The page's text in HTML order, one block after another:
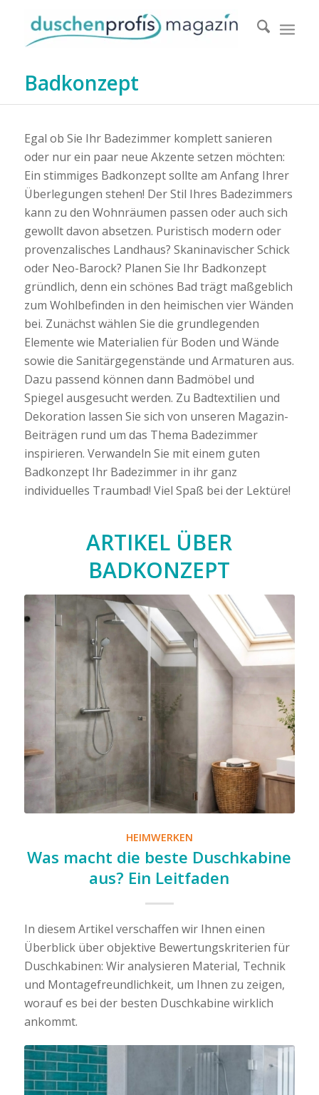
Badkonzept
Egal ob Sie Ihr Badezimmer komplett sanieren
oder nur ein paar neue Akzente setzen möchten:
Ein stimmiges Badkonzept sollte am Anfang Ihrer
Überlegungen stehen! Der Stil Ihres Badezimmers
kann zu den Wohnräumen passen oder auch sich
gewollt davon absetzen. Puristisch modern oder
provenzalisches Landhaus? Skaninavischer Schick
oder Neo-Barock? Planen Sie Ihr Badkonzept
gründlich, denn ein schönes Bad trägt maßgeblich
zum Wohlbefinden in den heimischen vier Wänden
bei. Zunächst wählen Sie die grundlegenden
Elemente wie Materialien für Boden und Wände
sowie die Sanitärgegenstände und Armaturen aus.
Dazu passend können dann Badmöbel und
Spiegel ausgesucht werden. Zu Badtextilien und
Dekoration lassen Sie sich von unseren Magazin-
Beiträgen rund um das Thema Badezimmer
inspirieren. Verwandeln Sie mit einem guten
Badkonzept Ihr Badezimmer in ihr ganz
individuelles Traumbad! Viel Spaß bei der Lektüre!
ARTIKEL ÜBER
BADKONZEPT
HEIMWERKEN
Was macht die beste Duschkabine
aus? Ein Leitfaden
In diesem Artikel verschaffen wir Ihnen einen
Überblick über objektive Bewertungskriterien für
Duschkabinen: Wir analysieren Material, Technik
und Montagefreundlichkeit, um Ihnen zu zeigen,
worauf es bei der besten Duschkabine wirklich
ankommt.